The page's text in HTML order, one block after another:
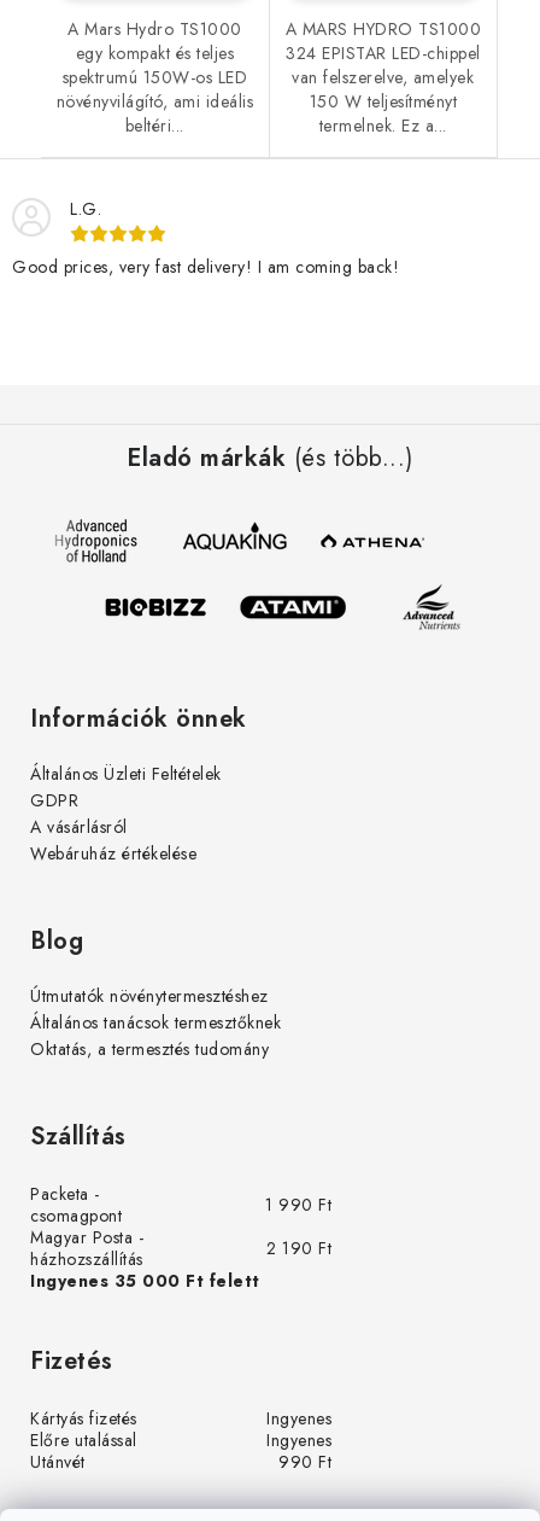
A Mars Hydro TS1000
egy kompakt és teljes
spektrumú 150W-os LED
növényvilágító, ami ideális
beltéri...
A MARS HYDRO TS1000
324 EPISTAR LED-chippel
van felszerelve, amelyek
150 W teljesítményt
termelnek. Ez a...
L.G.
Good prices, very fast delivery! I am coming back!
Eladó márkák (és több...)
Információk önnek
Általános Üzleti Feltételek
GDPR
A vásárlásról
Webáruház értékelése
Blog
Útmutatók növénytermesztéshez
Általános tanácsok termesztőknek
Oktatás, a termesztés tudomány
Szállítás
Packeta -
csomagpont
1 990 Ft
Magyar Posta -
házhozszállítás
2 190 Ft
Ingyenes 35 000 Ft felett
Fizetés
Kártyás fizetés
Ingyenes
Előre utalással
Ingyenes
Utánvét
990 Ft